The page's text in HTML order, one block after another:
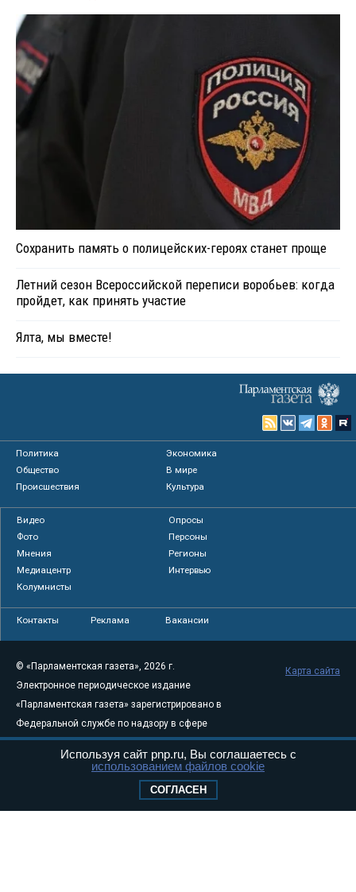
Сохранить память о полицейских-героях станет проще
Летний сезон Всероссийской переписи воробьев: когда
пройдет, как принять участие
Ялта, мы вместе!
Политика
Экономика
Общество
В мире
Происшествия
Культура
Видео
Опросы
Фото
Персоны
Мнения
Регионы
Медиацентр
Интервью
Колумнисты
Контакты Реклама Вакансии
© «Парламентская газета», 2026 г.
Электронное периодическое издание
«Парламентская газета» зарегистрировано в
Федеральной службе по надзору в сфере
связи, информационных технологий и
массовых коммуникаций (Роскомнадзор) 05
Свидетельство о регистрации Эл № ФС77-
Карта сайта
Используя сайт pnp.ru, Вы соглашаетесь с
использованием файлов cookie
СОГЛАСЕН